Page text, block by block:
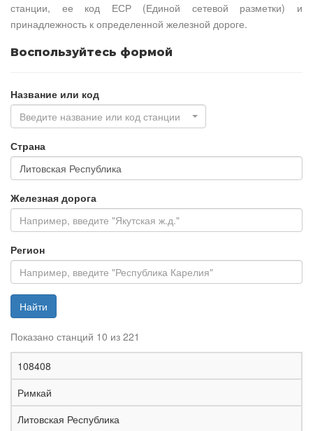
станции, ее код ЕСР (Единой сетевой разметки) и
принадлежность к определенной железной дороге.
Воспользуйтесь формой
Название или код
Введите название или код станции
Страна
Железная дорога
Регион
Найти
Показано станций 10 из 221
е
е
з
108408
Римкай
Литовская Республика